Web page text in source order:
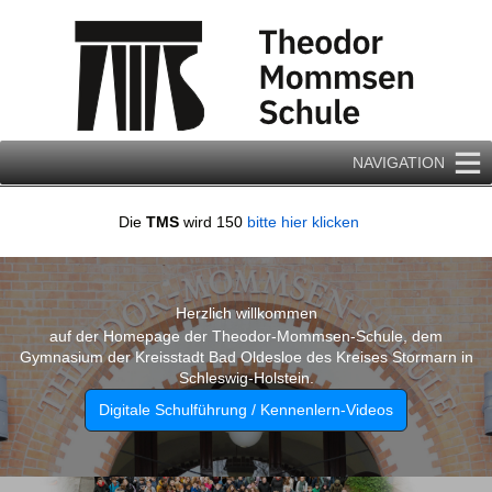
NAVIGATION
Die TMS wird 150 bitte hier klicken
Herzlich willkommen
auf der Homepage der Theodor-Mommsen-Schule, dem
Gymnasium der Kreisstadt Bad Oldesloe des Kreises Stormarn in
Schleswig-Holstein.
Digitale Schulführung / Kennenlern-Videos